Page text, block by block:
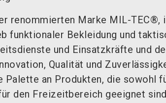
renommierten Marke MIL-TEC®,
funktionaler Bekleidung und
und Einsatzkräfte und
Qualität und
Palette an Produkten, die sowohl
den Freizeitbereich geeignet